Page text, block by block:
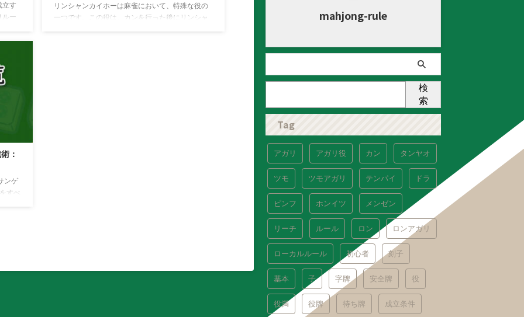
立す
ルー
状況
後
高
を
な
予
リンシャンカイホーは麻雀において、特殊な役の
一つです。この役は、カンを行った後にリンシャ
：
ンゲ
すべ
mahjong-rule
検
索
Tag
アガリ アガリ役 カン タンヤオ
ツモ ツモアガリ テンパイ ドラ
ピンフ ホンイツ メンゼン
リーチ ルール ロン ロンアガリ
ローカルルール 初心者 刻子
基本 子 字牌 安全牌 役
役満 役牌 待ち牌 成立条件